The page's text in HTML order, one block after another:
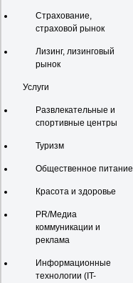
Страхование,
страховой рынок
Лизинг, лизинговый
рынок
Услуги
Развлекательные и
спортивные центры
Туризм
Общественное питание
Красота и здоровье
PR/Медиа
коммуникации и
реклама
Информационные
технологии (IT-